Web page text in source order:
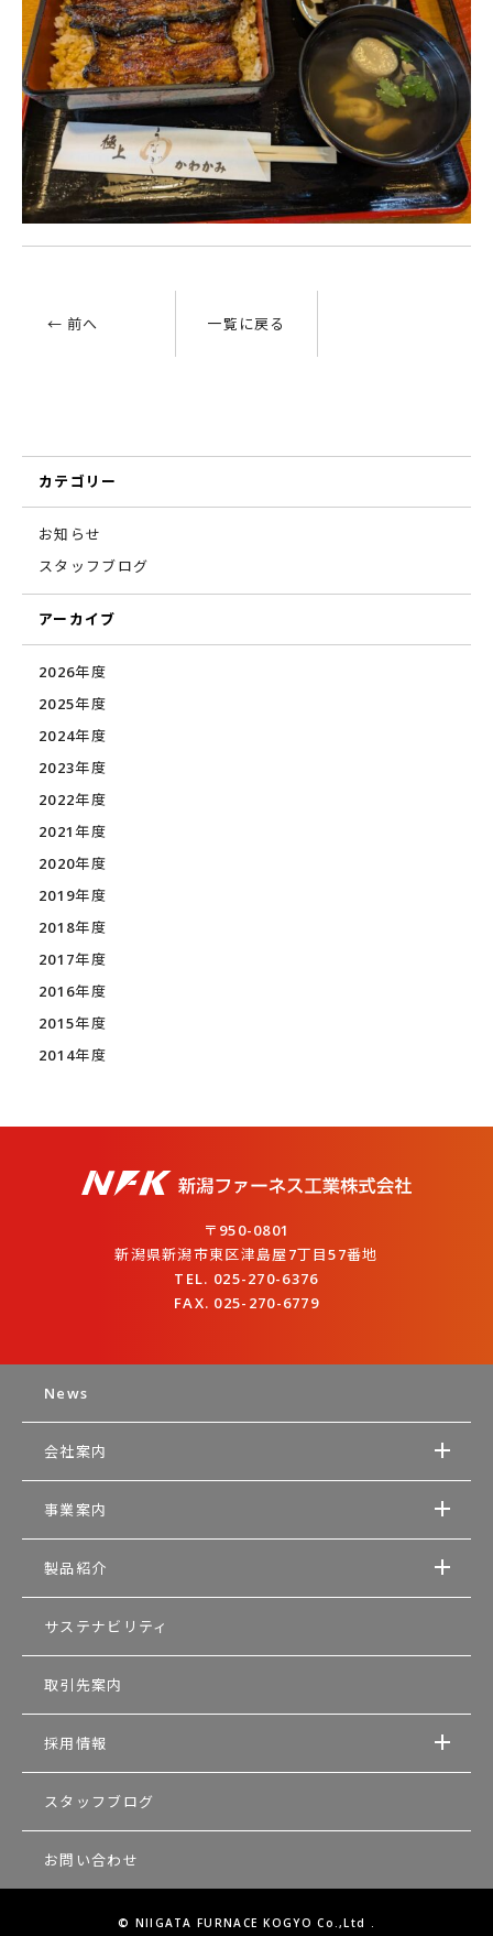
← 前へ 一覧に戻る
カテゴリー
お知らせ
スタッフブログ
アーカイブ
2026年度
2025年度
2024年度
2023年度
2022年度
2021年度
2020年度
2019年度
2018年度
2017年度
2016年度
2015年度
2014年度
〒950-0801
新潟県新潟市東区津島屋7丁目57番地
TEL. 025-270-6376
FAX. 025-270-6779
News
会社案内
事業案内
製品紹介
サステナビリティ
取引先案内
採用情報
スタッフブログ
お問い合わせ
© NIIGATA FURNACE KOGYO Co.,Ltd .